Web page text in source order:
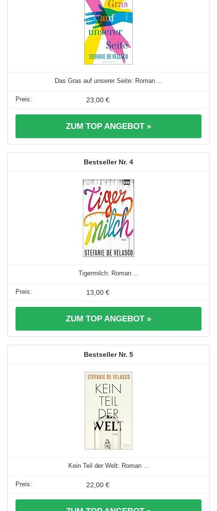
Das Gras auf unserer Seite: Roman ...
23,00 €
ZUM TOP ANGEBOT »
4
Tigermilch: Roman ...
13,00 €
ZUM TOP ANGEBOT »
5
Kein Teil der Welt: Roman ...
22,00 €